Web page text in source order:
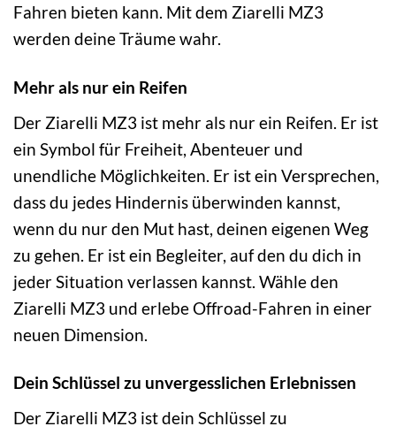
Fahren bieten kann. Mit dem Ziarelli MZ3
werden deine Träume wahr.
Mehr als nur ein Reifen
Der Ziarelli MZ3 ist mehr als nur ein Reifen. Er ist
ein Symbol für Freiheit, Abenteuer und
unendliche Möglichkeiten. Er ist ein Versprechen,
dass du jedes Hindernis überwinden kannst,
wenn du nur den Mut hast, deinen eigenen Weg
zu gehen. Er ist ein Begleiter, auf den du dich in
jeder Situation verlassen kannst. Wähle den
Ziarelli MZ3 und erlebe Offroad-Fahren in einer
neuen Dimension.
Dein Schlüssel zu unvergesslichen Erlebnissen
Der Ziarelli MZ3 ist dein Schlüssel zu